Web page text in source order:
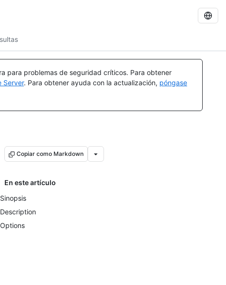
para problemas de seguridad críticos. Para obtener
Server. Para obtener ayuda con la actualización, póngase
Copiar como Markdown
En este artículo
Sinopsis
Description
Options